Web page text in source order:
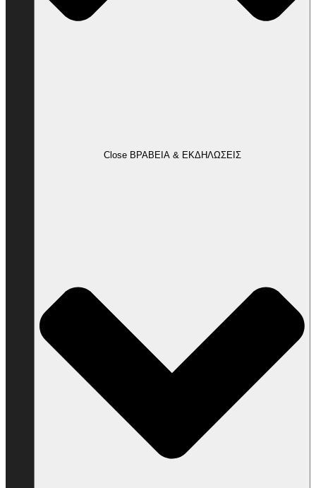
Close ΒΡΑΒΕΙΑ & ΕΚΔΗΛΩΣΕΙΣ